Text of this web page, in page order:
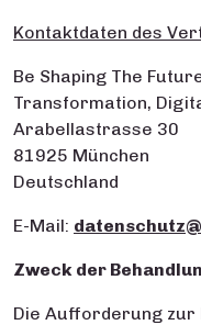
Kontaktdaten des
Be Shaping The
Transformation,
Arabellastrasse 30
81925 München
Deutschland
E-Mail:
Zweck der
Die Aufforderung zur